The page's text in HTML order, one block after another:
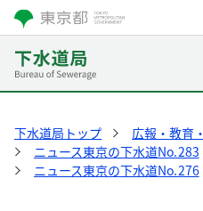
下水道局トップ 広報・教育
ニュース東京の下水道No.283
ニュース東京の下水道No.276